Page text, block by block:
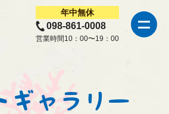
年中無休
098-861-0008
営業時間10：00〜19：00
ギャラリー